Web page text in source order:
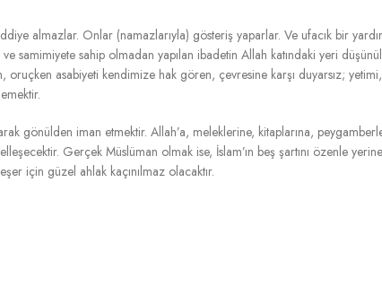
almazlar. Onlar (namazlarıyla) gösteriş yaparlar. Ve ufacık bir
samimiyete sahip olmadan yapılan ibadetin Allah katındaki yeri
oruçken asabiyeti kendimize hak gören, çevresine karşı duyarsız;
gönülden iman etmektir. Allah’a, meleklerine, kitaplarına,
Gerçek Müslüman olmak ise, İslam’ın beş şartını özenle
için güzel ahlak kaçınılmaz olacaktır.